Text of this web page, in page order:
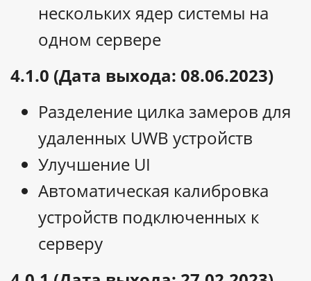
нескольких ядер системы на
одном сервере
4.1.0 (Дата выхода: 08.06.2023)
Разделение цилка замеров для
удаленных UWB устройств
Улучшение UI
Автоматическая калибровка
устройств подключенных к
серверу